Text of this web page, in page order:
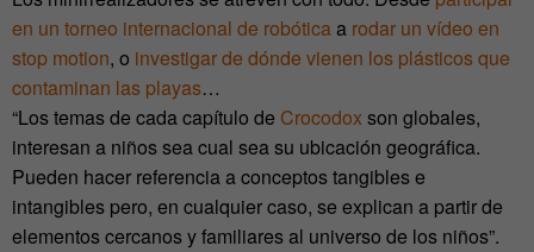
en un torneo internacional de robóticaa rodar un vídeo en
stop motion, o investigar de dónde vienen los plásticos que
contaminan las playas…
“Los temas de cada capítulo de Crocodoxson globales,
interesan a niños sea cual sea su ubicación geográfica.
Pueden hacer referencia a conceptos tangibles e
intangibles pero, en cualquier caso, se explican a partir de
elementos cercanos y familiares al universo de los niños”.